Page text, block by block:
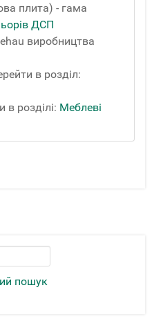
пошук
плита) - гама
ДСП
виробництва
в розділ:
в розділі: Меблеві